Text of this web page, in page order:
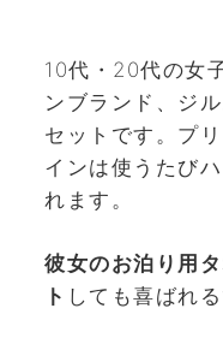
10代・20代の女
ンブランド、ジ
セットです。プ
インは使うたび
れます。
彼女のお泊り用
ト しても喜ばれる